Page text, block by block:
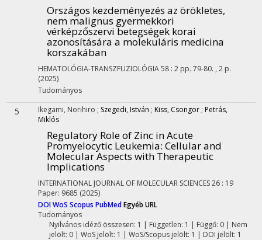
Országos kezdeményezés az örökletes,
nem malignus gyermekkori
vérképzőszervi betegségek korai
azonosítására a molekuláris medicina
korszakában
HEMATOLÓGIA-TRANSZFUZIOLÓGIA58 : 2 pp. 79-80. , 2 p.
(2025)
Tudományos
5 Ikegami, Norihiro ; Szegedi, István ; Kiss, Csongor ; Petrás,
Miklós
Regulatory Role of Zinc in Acute
Promyelocytic Leukemia: Cellular and
Molecular Aspects with Therapeutic
Implications
INTERNATIONAL JOURNAL OF MOLECULAR SCIENCES26 : 19
Paper: 9685 (2025)
DOIWoS Scopus PubMedEgyéb URL
Tudományos
Nyilvános idéző összesen: 1 | Független: 1 | Függő: 0 | Nem
jelölt: 0 | WoS jelölt: 1 | WoS/Scopus jelölt: 1 | DOI jelölt: 1